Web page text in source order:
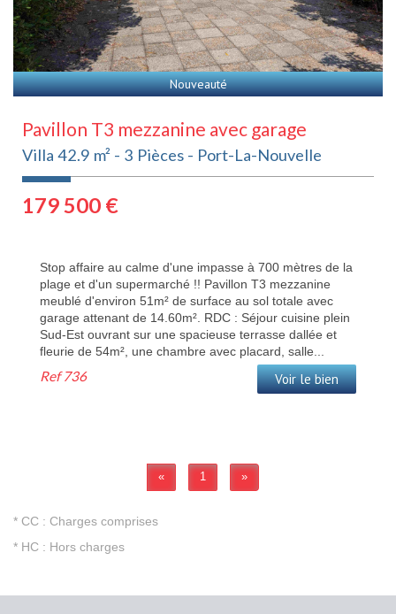
Nouveauté
Pavillon T3 mezzanine avec garage
Villa 42.9 m² - 3 Pièces - Port-La-Nouvelle
179 500 €
Stop affaire au calme d'une impasse à 700 mètres de la
plage et d'un supermarché !! Pavillon T3 mezzanine
meublé d'environ 51m² de surface au sol totale avec
garage attenant de 14.60m². RDC : Séjour cuisine plein
Sud-Est ouvrant sur une spacieuse terrasse dallée et
fleurie de 54m², une chambre avec placard, salle...
Ref736 Voir le bien
« 1 »
* CC : Charges comprises
* HC : Hors charges